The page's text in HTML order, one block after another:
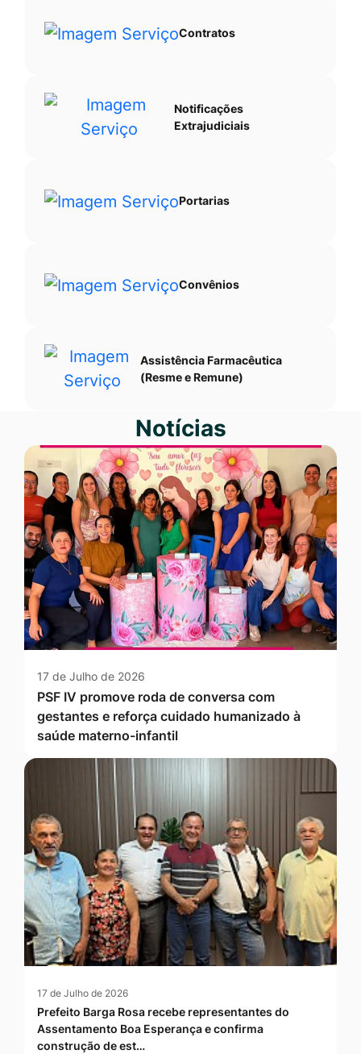
Contratos
Notificações
Extrajudiciais
Portarias
Convênios
Assistência Farmacêutica
(Resme e Remune)
Notícias
17 de Julho de 2026
PSF IV promove roda de conversa com
gestantes e reforça cuidado humanizado à
saúde materno-infantil
17 de Julho de 2026
Prefeito Barga Rosa recebe representantes do
Assentamento Boa Esperança e confirma
construção de est…